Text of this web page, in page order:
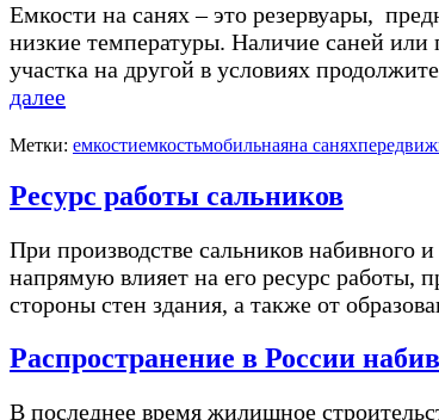
Емкости на санях – это резервуары,
низкие температуры. Наличие саней
участка на другой в условиях
далее
Метки: емкостиемкостьмобильнаяна санях
Ресурс работы сальников
При производстве сальников набивного
напрямую влияет на его ресурс работы,
стороны стен здания, а также от
Распространение в России
В последнее время жилищное